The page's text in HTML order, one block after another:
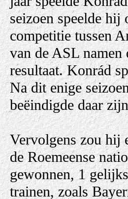
seizoen speelde
competitie tussen
van de ASL namen
resultaat. Konrád
Na dit enige
beëindigde daar
Vervolgens zou hij
de Roemeense
gewonnen, 1
trainen, zoals